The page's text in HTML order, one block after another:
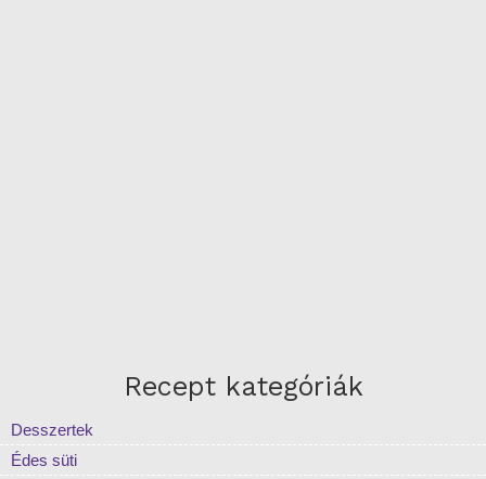
Recept kategóriák
Desszertek
Édes süti